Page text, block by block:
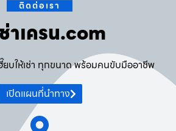
ติดต่อเรา
าเครน.com
ยบให้เช่า ทุกขนาด พร้อมคนขับมืออาชีพ
เปิดแผนที่นำทาง